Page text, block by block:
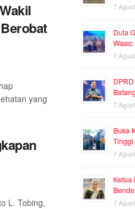
yang
L. Tobing,
7
Duta
7
7
Buka
Tinggi
7
Ketua
7